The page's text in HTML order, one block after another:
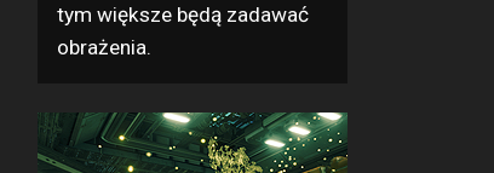
tym większe będą zadawać
obrażenia.